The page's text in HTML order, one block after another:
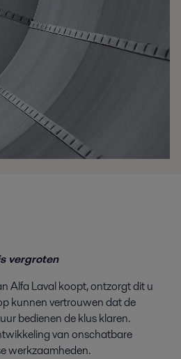
vergroten
Alfa Laval koopt, ontzorgt dit u
kunnen vertrouwen dat de
bedienen de klus klaren.
van onschatbare
werkzaamheden.